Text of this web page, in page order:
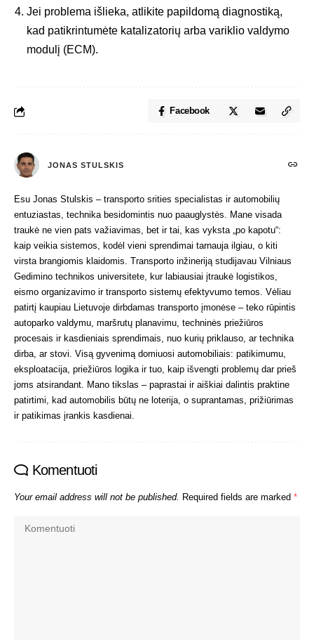
Jei problema išlieka, atlikite papildomą diagnostiką,
kad patikrintumėte katalizatorių arba variklio valdymo
modulį (ECM).
Facebook
JONAS STULSKIS
Esu Jonas Stulskis – transporto srities specialistas ir automobilių
entuziastas, technika besidomintis nuo paauglystės. Mane visada
traukė ne vien pats važiavimas, bet ir tai, kas vyksta „po kapotu“:
kaip veikia sistemos, kodėl vieni sprendimai tarnauja ilgiau, o kiti
virsta brangiomis klaidomis. Transporto inžineriją studijavau Vilniaus
Gedimino technikos universitete, kur labiausiai įtraukė logistikos,
eismo organizavimo ir transporto sistemų efektyvumo temos. Vėliau
patirtį kaupiau Lietuvoje dirbdamas transporto įmonėse – teko rūpintis
autoparko valdymu, maršrutų planavimu, techninės priežiūros
procesais ir kasdieniais sprendimais, nuo kurių priklauso, ar technika
dirba, ar stovi. Visą gyvenimą domiuosi automobiliais: patikimumu,
eksploatacija, priežiūros logika ir tuo, kaip išvengti problemų dar prieš
joms atsirandant. Mano tikslas – paprastai ir aiškiai dalintis praktine
patirtimi, kad automobilis būtų ne loterija, o suprantamas, prižiūrimas
ir patikimas įrankis kasdienai.
Komentuoti
Your email address will not be published. Required fields are marked *